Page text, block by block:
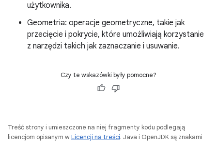
użytkownika.
Geometria: operacje geometryczne, takie jak
przecięcie i pokrycie, które umożliwiają korzystanie
z narzędzi takich jak zaznaczanie i usuwanie.
Czy te wskazówki były pomocne?
Treść strony i umieszczone na niej fragmenty kodu podlegają
licencjom opisanym wLicencji na treści. Java i OpenJDK są znakami